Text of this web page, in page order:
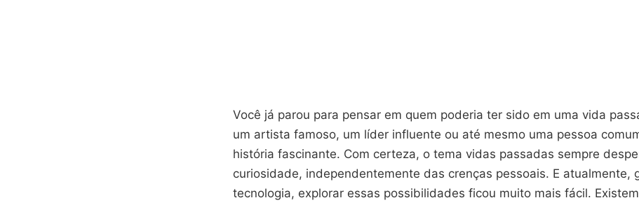
Você já parou para pensar em quem poderia ter sido em uma vida
um artista famoso, um líder influente ou até mesmo uma pessoa
história fascinante. Com certeza, o tema vidas passadas sempre
curiosidade, independentemente das crenças pessoais. E atualmente,
tecnologia, explorar essas possibilidades ficou muito mais fácil.